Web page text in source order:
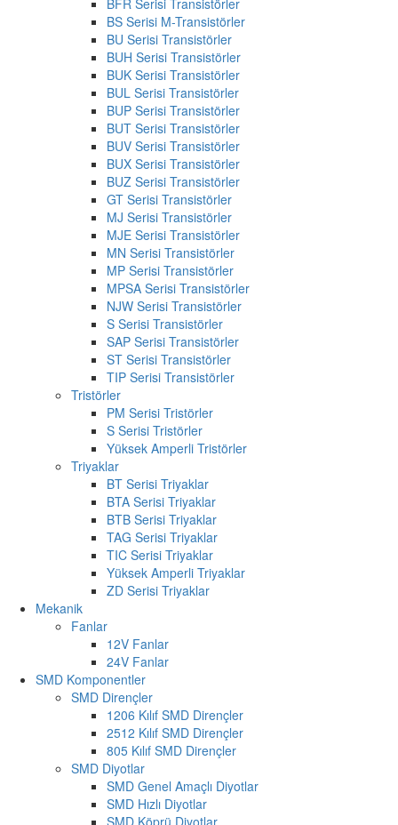
BS Serisi M-Transistörler
BU Serisi Transistörler
BUH Serisi Transistörler
BUK Serisi Transistörler
BUL Serisi Transistörler
BUP Serisi Transistörler
BUT Serisi Transistörler
BUV Serisi Transistörler
BUX Serisi Transistörler
BUZ Serisi Transistörler
GT Serisi Transistörler
MJ Serisi Transistörler
MJE Serisi Transistörler
MN Serisi Transistörler
MP Serisi Transistörler
MPSA Serisi Transistörler
NJW Serisi Transistörler
S Serisi Transistörler
SAP Serisi Transistörler
ST Serisi Transistörler
TIP Serisi Transistörler
Tristörler
PM Serisi Tristörler
S Serisi Tristörler
Yüksek Amperli Tristörler
Triyaklar
BT Serisi Triyaklar
BTA Serisi Triyaklar
BTB Serisi Triyaklar
TAG Serisi Triyaklar
TIC Serisi Triyaklar
Yüksek Amperli Triyaklar
ZD Serisi Triyaklar
Mekanik
Fanlar
12V Fanlar
24V Fanlar
SMD Komponentler
SMD Dirençler
1206 Kılıf SMD Dirençler
2512 Kılıf SMD Dirençler
805 Kılıf SMD Dirençler
SMD Diyotlar
SMD Genel Amaçlı Diyotlar
SMD Hızlı Diyotlar
SMD Köprü Diyotlar